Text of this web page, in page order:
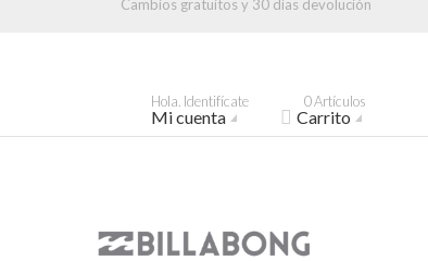
Cambios gratuitos y 30 días devolución
Hola. Identifícate
Mi cuenta
0 Artículos
Carrito